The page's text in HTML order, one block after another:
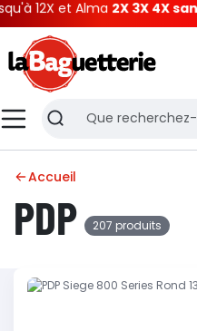
et Alma2X 3X 4X sans frais
MenuRecherche
Accueil
PDP 207 produits